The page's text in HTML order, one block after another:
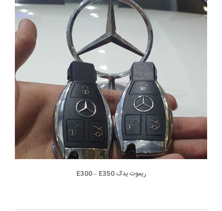
ریموت یدک E300 – E350